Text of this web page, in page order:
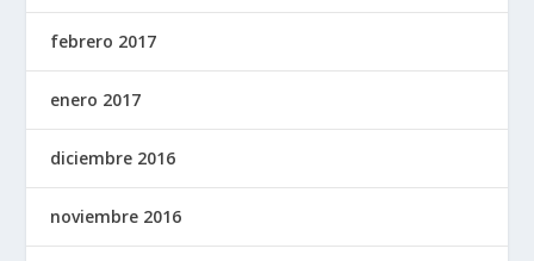
febrero 2017
enero 2017
diciembre 2016
noviembre 2016